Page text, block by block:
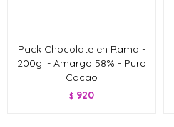
Pack Chocolate en Rama -
200g. - Amargo 58% - Puro
Cacao
$ 920